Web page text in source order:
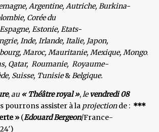
Argentine, Autriche, Burkina-
Corée du
Estonie, Etats-
Inde, Irlande, Italie, Japon,
Maroc, Mauritanie, Mexique,
Qatar, Roumanie, Royaume-
Suisse, Tunisie&Belgique.
,au « Théâtre royal »,levendredi 08
pourrons assister à la projectionde : ***
» (Edouard Bergeon/France-